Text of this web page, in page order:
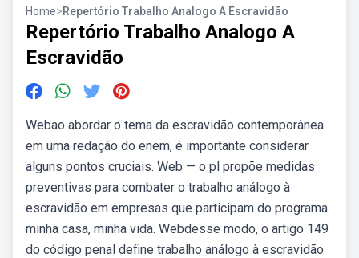
Home>Repertório Trabalho Analogo A Escravidão
Repertório Trabalho Analogo A
Escravidão
Webao abordar o tema da escravidão contemporânea
em uma redação do enem, é importante considerar
alguns pontos cruciais. Web — o pl propõe medidas
preventivas para combater o trabalho análogo à
escravidão em empresas que participam do programa
minha casa, minha vida. Webdesse modo, o artigo 149
do código penal define trabalho análogo à escravidão